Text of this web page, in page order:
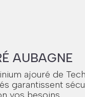
AUBAGNE
ajouré de
garantissent